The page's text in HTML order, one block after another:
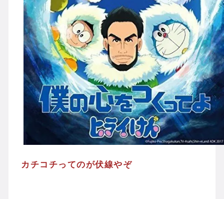
カチコチってのが伏線やぞ